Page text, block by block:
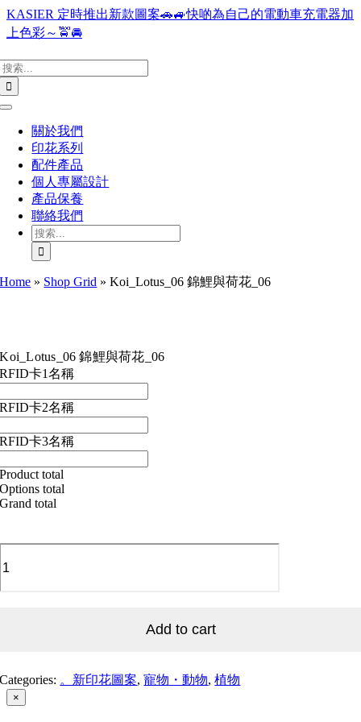
Skip
to
content
KASIER 定時推出新款圖案🚗🚙快啲為自己的電動車充電器加
上色彩～🚖🚘
Toggle
Navigation關於我們
印花系列
配件產品
個人專屬設計
產品保養
聯絡我們
搜
索
結
果：
Home » Shop Grid »Koi_Lotus_06 錦鯉與荷花_06
Koi_Lotus_06 錦鯉與荷花_06
RFID卡1名稱
RFID卡2名稱
RFID卡3名稱
Product total
Options total
Grand total
Add to cart
Categories: 。新印花圖案,寵物・動物,植物
Close
product
×